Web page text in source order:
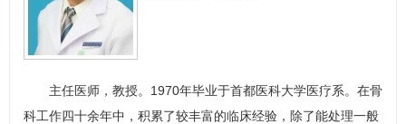
主任医师 ，教授。1970年毕业于首都医科大学医疗系。在骨
科工作四十余年中，积累了较丰富的临床经验，除了能处理一般